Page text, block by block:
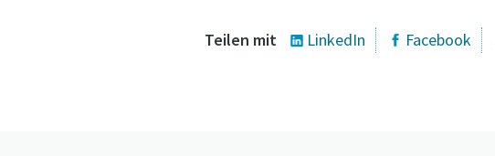
Teilen mit LinkedIn Facebook